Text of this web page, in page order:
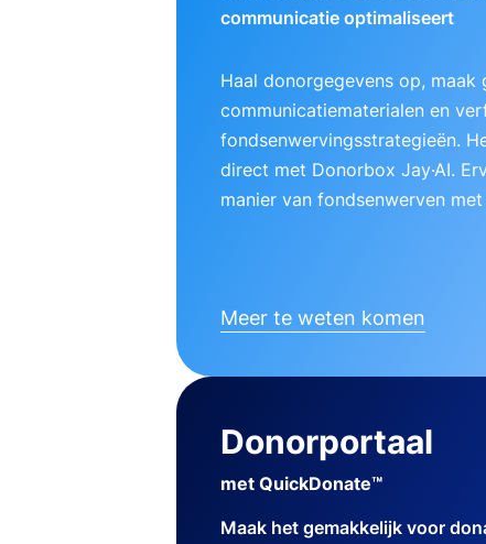
communicatie optimaliseert
Haal donorgegevens op, maak
communicatiematerialen en
fondsenwervingsstrategieën.
direct met Donorbox Jay·AI.
manier van fondsenwerven
Meer te weten komen
Donorportaal
met QuickDonate™
Maak het gemakkelijk voor